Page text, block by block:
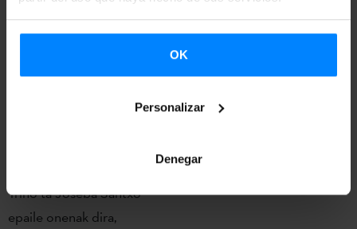
OK
Personalizar
Denegar
ganó la final de Vizcaya, dedicado a su madre, que no sabe
Trino ta Joseba Santxo
epaile onenak dira,